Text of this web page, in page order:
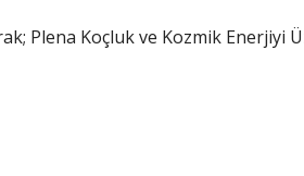
Plena Koçluk ve Kozmik Enerjiyi